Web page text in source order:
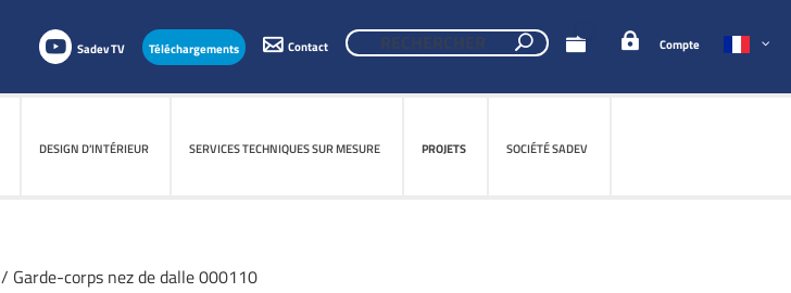
Sadev TV Téléchargements Contact Compte
DESIGN D'INTÉRIEUR SERVICES TECHNIQUES SUR MESURE PROJETS SOCIÉTÉ SADEV
DESIGN D'INTÉRIEUR SERVICES TECHNIQUES SUR MESURE PROJETS SOCIÉTÉ SADEV
/ Garde-corps nez de dalle 000110